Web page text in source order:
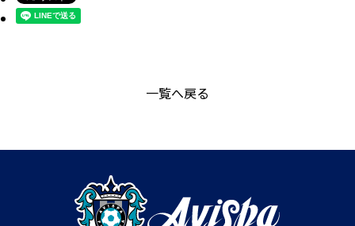
一覧へ戻る